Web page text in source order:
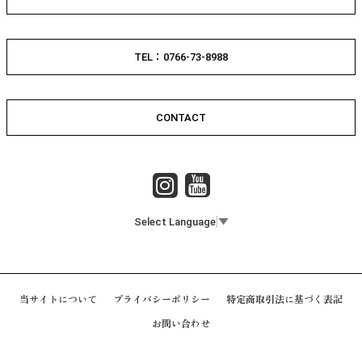
TEL：0766-73-8988
CONTACT
Select Language ▼
当サイトについて プライバシーポリシー 特定商取引法に基づく表記
お問い合わせ